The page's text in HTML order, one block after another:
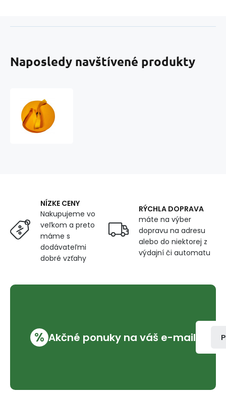
Naposledy navštívené produkty
NÍZKE CENY
Nakupujeme vo
veľkom a preto
máme s
dodávateľmi
dobré vzťahy
RÝCHLA DOPRAVA
máte na výber
dopravu na adresu
alebo do niektorej z
výdajní či automatu
% Akčné ponuky na váš e-mail